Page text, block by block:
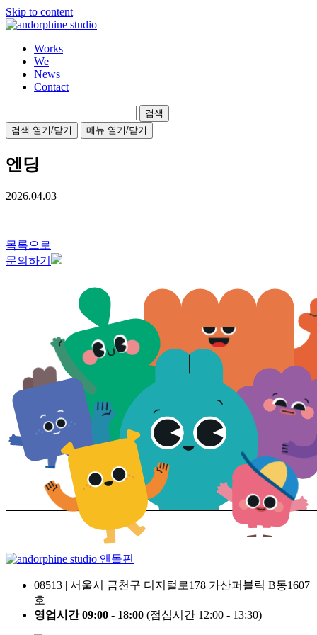
Skip to content
Works
We
News
Contact
색:검색 열기/닫기 메뉴 열기/닫기
엔딩
2026.04.03
목록으로
문의하기
앤돌핀
08513 | 서울시 금천구 디지털로178 가산퍼블릭 B동1607
호
영업시간 09:00 - 18:00 (점심시간 12:00 - 13:30)